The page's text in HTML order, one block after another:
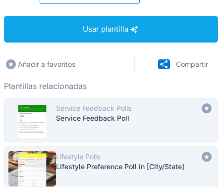
Usar plantilla
Añadir a favoritos Compartir
Plantillas relacionadas
Service Feedback Polls
Service Feedback Poll
Lifestyle Polls
Lifestyle Preference Poll in [City/State]